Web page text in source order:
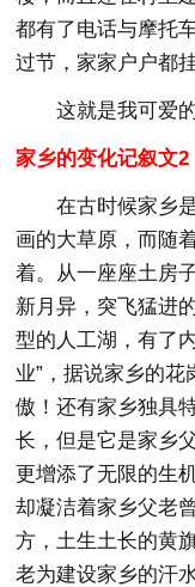
都有了电话与摩托
过节，家家户户都
这就是我可爱
家乡的变化记叙文2
在古时候家乡
画的大草原，而随
着。从一座座土房
新月异，突飞猛进
型的人工湖，有了
业”，据说家乡的
傲！还有家乡独具
长，但是它是家乡
更增添了无限的生
却凝洁着家乡父老
方，土生土长的黄
老为建设家乡的汗水